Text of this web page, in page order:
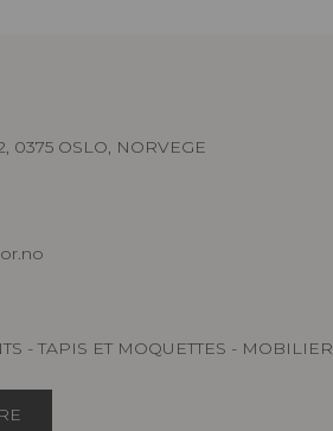
0375 OSLO, NORVEGE
- TAPIS ET MOQUETTES - MOBILIER